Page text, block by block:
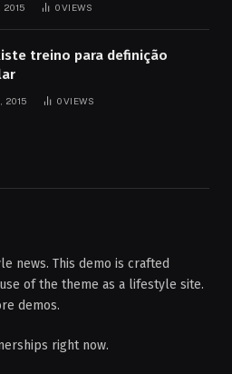
2015 0VIEWS
treino para definição
2015 0VIEWS
news. This demo is crafted
of the theme as a lifestyle site.
demos.
right now.